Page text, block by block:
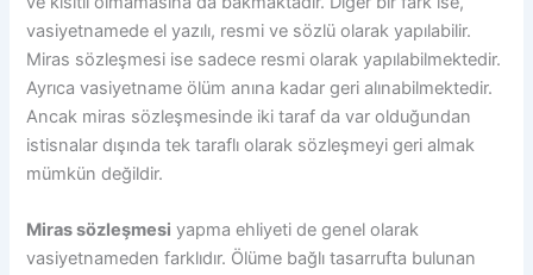
vasiyetnamede el yazılı, resmi ve sözlü olarak yapılabilir.
Miras sözleşmesi ise sadece resmi olarak yapılabilmektedir.
Ayrıca vasiyetname ölüm anına kadar geri alınabilmektedir.
Ancak miras sözleşmesinde iki taraf da var olduğundan
istisnalar dışında tek taraflı olarak sözleşmeyi geri almak
mümkün değildir.
Miras sözleşmesi yapma ehliyeti de genel olarak
vasiyetnameden farklıdır. Ölüme bağlı tasarrufta bulunan